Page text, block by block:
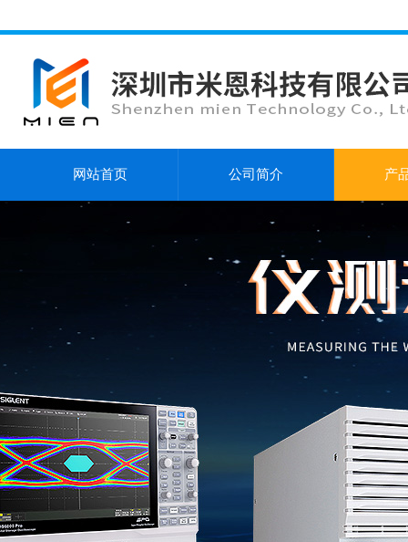
网站首页 公司简介 产